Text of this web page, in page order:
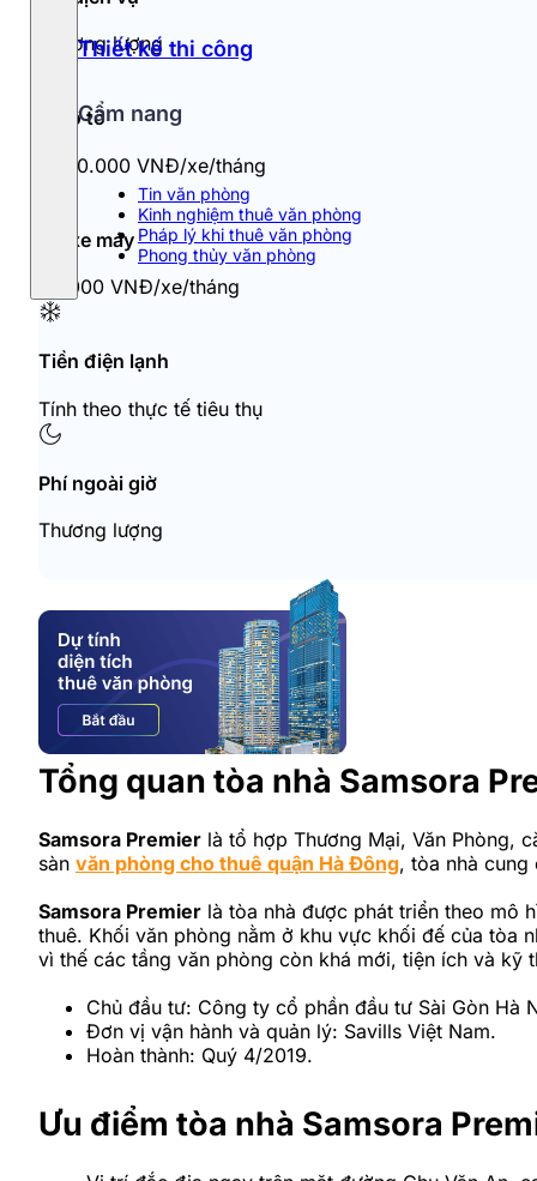
Thiết kế thi công
Cẩm nang
Tin văn phòng
Kinh nghiệm thuê văn phòng
Pháp lý khi thuê văn phòng
Phong thủy văn phòng
Thương lượng
Đỗ ô tô
1.000.000 VNĐ/xe/tháng
Đỗ xe máy
60.000 VNĐ/xe/tháng
Tiền điện lạnh
Tính theo thực tế tiêu thụ
Phí ngoài giờ
Thương lượng
Tổng quan tòa nhà Samsora
Samsora Premier là tổ hợp Thương Mại, Văn Phòng,
sàn văn phòng cho thuê quận Hà Đông, tòa nhà
Samsora Premier là tòa nhà được phát triển theo mô
thuê. Khối văn phòng nằm ở khu vực khối đế của tòa
vì thế các tầng văn phòng còn khá mới, tiện ích và kỹ
Chủ đầu tư: Công ty cổ phần đầu tư Sài Gòn Hà
Đơn vị vận hành và quản lý: Savills Việt Nam.
Hoàn thành: Quý 4/2019.
Ưu điểm tòa nhà Samsora